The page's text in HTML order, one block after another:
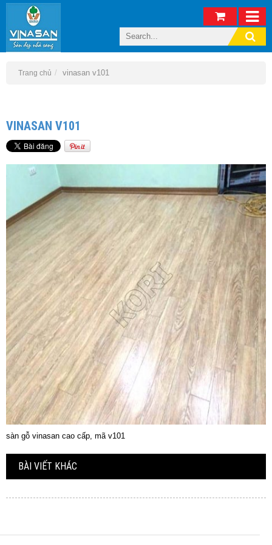
Trang chủ vinasan v101
VINASAN V101
sàn gỗ vinasan cao cấp, mã v101
BÀI VIẾT KHÁC